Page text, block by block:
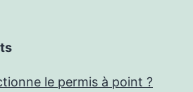
le permis à point ?